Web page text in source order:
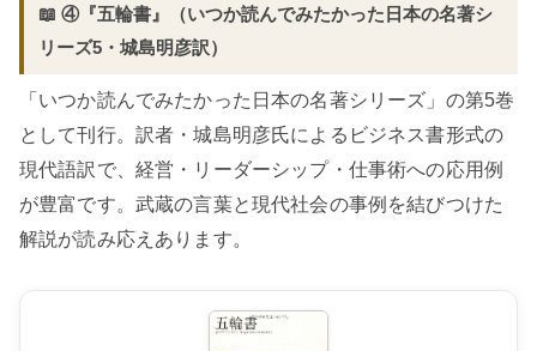
📖 ④『五輪書』（いつか読んでみたかった日本の名著シ
リーズ5・城島明彦訳）
「いつか読んでみたかった日本の名著シリーズ」の第5巻
として刊行。訳者・城島明彦氏によるビジネス書形式の
現代語訳で、経営・リーダーシップ・仕事術への応用例
が豊富です。武蔵の言葉と現代社会の事例を結びつけた
解説が読み応えあります。